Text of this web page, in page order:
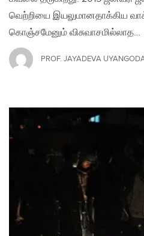
வெற்றியை இயலுமானதாக்கிய
கொஞ்சமேனும் விசுவாசமில்லாத…
PROF. JAYADEVA